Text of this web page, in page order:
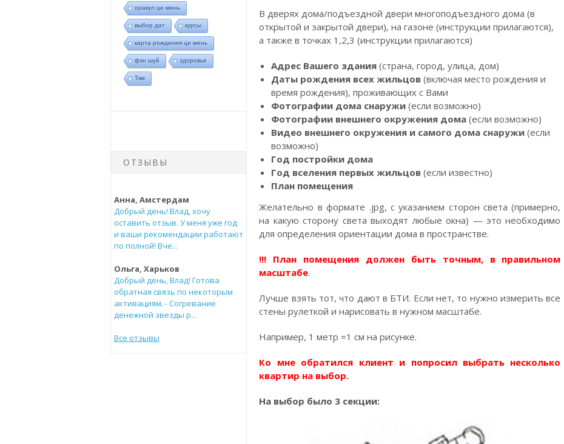
оракул ци мень
выбор дат курсы
карта рождения ци мень
фэн шуй здоровье
Ткм
ОТЗЫВЫ
Анна, Амстердам
Добрый день! Влад, хочу
оставить отзыв. У меня уже год
и ваши рекомендации работают
по полной! Вче...
Ольга, Харьков
Добрый день, Влад! Готова
обратная связь по некоторым
активациям. - Согревание
денежной звезды р...
Все отзывы
В дверях дома/подъездной двери многоподъездного дома (в
открытой и закрытой двери), на газоне (инструкции прилагаются),
а также в точках 1,2,3 (инструкции прилагаются)
Адрес Вашего здания (страна, город, улица, дом)
Даты рождения всех жильцов (включая место рождения и
время рождения), проживающих с Вами
Фотографии дома снаружи (если возможно)
Фотографии внешнего окружения дома (если возможно)
Видео внешнего окружения и самого дома снаружи (если
возможно)
Год постройки дома
Год вселения первых жильцов (если известно)
План помещения
Желательно в формате .jpg, с указанием сторон света (примерно,
на какую сторону света выходят любые окна) — это необходимо
для определения ориентации дома в пространстве.
!!! План помещения должен быть точным, в правильном
масштабе.
Лучше взять тот, что дают в БТИ. Если нет, то нужно измерить все
стены рулеткой и нарисовать в нужном масштабе.
Например, 1 метр =1 см на рисунке.
Ко мне обратился клиент и попросил выбрать несколько
квартир на выбор.
На выбор было 3 секции: